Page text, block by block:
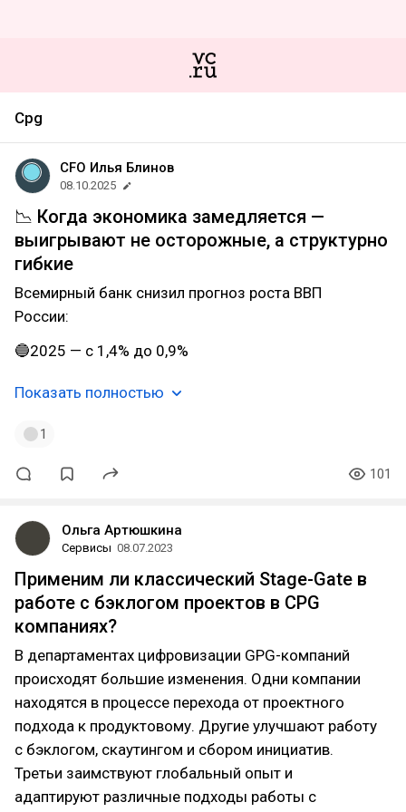
Cpg
CFO Илья Блинов
08.10.2025
📉 Когда экономика замедляется —
выигрывают не осторожные, а структурно
гибкие
Всемирный банк снизил прогноз роста ВВП
России:
🔵2025 — с 1,4% до 0,9%
Показать полностью
1
101
Ольга Артюшкина
Сервисы 08.07.2023
Применим ли классический Stage-Gate в
работе с бэклогом проектов в CPG
компаниях?
В департаментах цифровизации GPG-компаний
происходят большие изменения. Одни компании
находятся в процессе перехода от проектного
подхода к продуктовому. Другие улучшают работу
с бэклогом, скаутингом и сбором инициатив.
Третьи заимствуют глобальный опыт и
адаптируют различные подходы работы с